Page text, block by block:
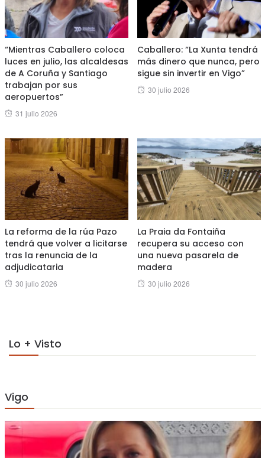
“Mientras Caballero coloca
luces en julio, las alcaldesas
de A Coruña y Santiago
trabajan por sus
aeropuertos”
Posted
31 julio 2026
Caballero: “La Xunta tendrá
más dinero que nunca, pero
sigue sin invertir en Vigo”
Posted
30 julio 2026
La reforma de la rúa Pazo
tendrá que volver a licitarse
tras la renuncia de la
adjudicataria
Posted
30 julio 2026
La Praia da Fontaiña
recupera su acceso con
una nueva pasarela de
madera
Posted
30 julio 2026
Lo + Visto
Vigo